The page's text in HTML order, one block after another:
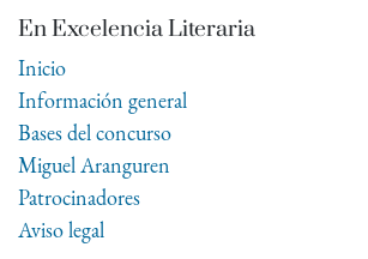
En Excelencia Literaria
Inicio
Información general
Bases del concurso
Miguel Aranguren
Patrocinadores
Aviso legal